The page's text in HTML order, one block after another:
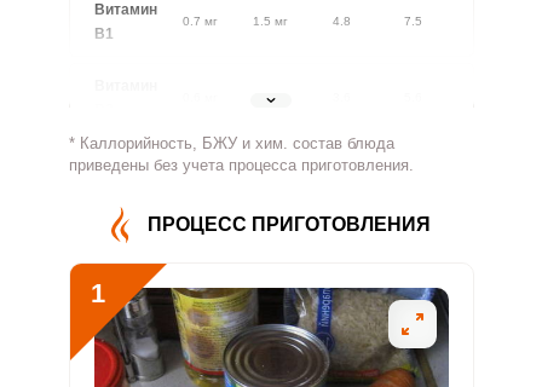
Витамин
В1
0.7 мг 1.5 мг 4.8 7.5
1.8 мг
Витамин
288.6 мг 500 мг 6.2 9.6
Витамин
В5
Витамин
В6
1.5 мг 2 мг 8 12.5
* Каллорийность, БЖУ и хим. состав блюда
приведены без учета процесса приготовления.
ПРОЦЕСС ПРИГОТОВЛЕНИЯ
1